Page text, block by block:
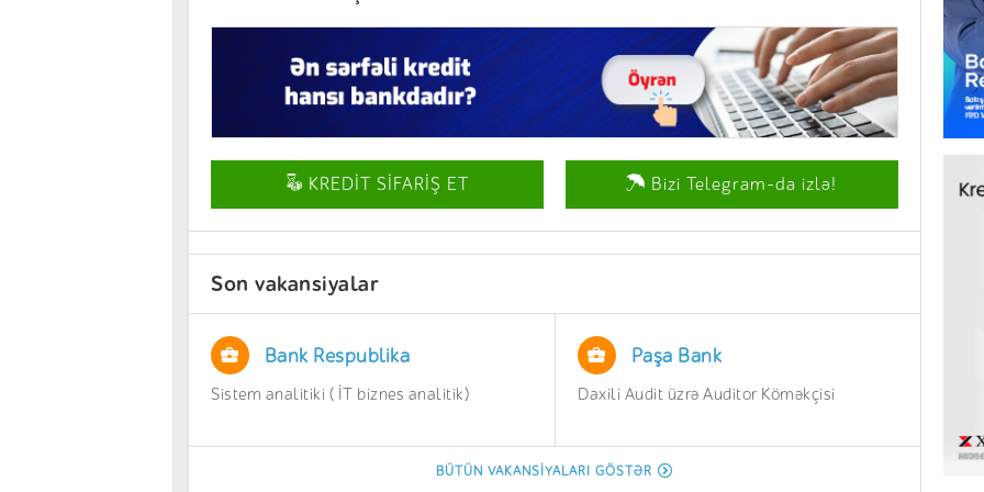
KREDİT SİFARİŞ ET Bizi Telegram-da izlə!
Son vakansiyalar
Bank Respublika
Sistem analitiki ( İT biznes analitik)
Paşa Bank
Daxili Audit üzrə Auditor Köməkçisi
BÜTÜN VAKANSIYALARI GÖSTƏR